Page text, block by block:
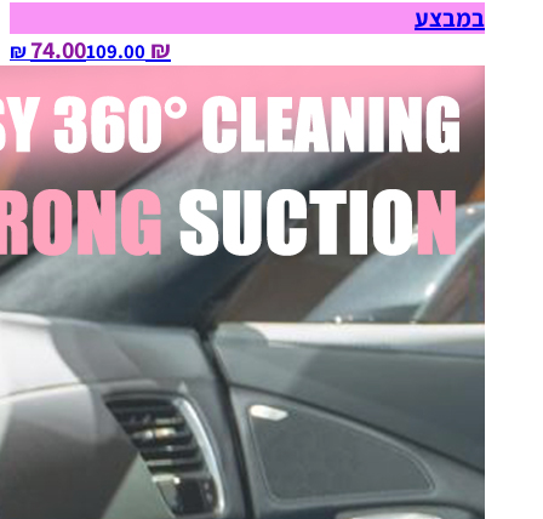
במבצע
₪ 74.00
109.00‏ ₪